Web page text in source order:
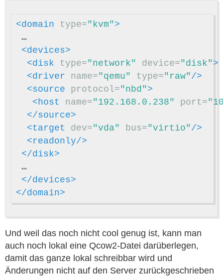
<domain type="kvm">
…
<devices>
<disk
type="network" device="disk">
<driver
name="qemu" type="raw"/>
<source
protocol="nbd">
<host
name="192.168.0.238" port=
</source>
<target
dev="vda" bus="virtio"/>
<readonly/>
</disk>
…
</devices>
</domain>
Und weil das noch nicht cool genug ist, kann man
auch noch lokal eine Qcow2-Datei darüberlegen,
damit das ganze lokal schreibbar wird und
Änderungen nicht auf den Server zurückgeschrieben